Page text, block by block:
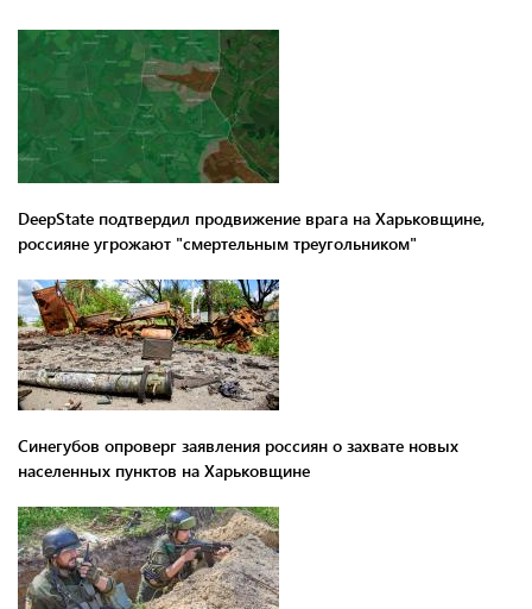
DeepState подтвердил продвижение врага на Харьковщине,
россияне угрожают "смертельным треугольником"
Синегубов опроверг заявления россиян о захвате новых
населенных пунктов на Харьковщине